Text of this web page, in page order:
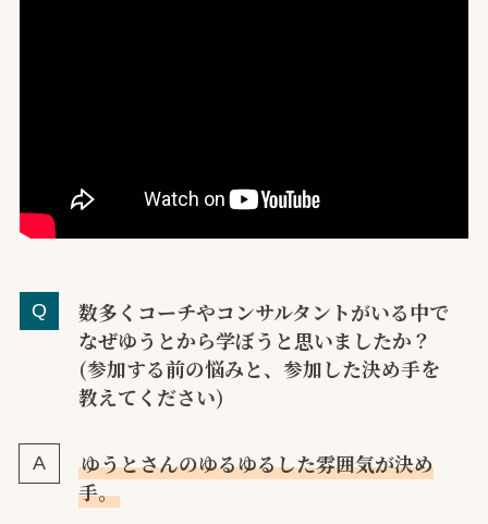
数多くコーチやコンサルタントがいる中で
なぜゆうとから学ぼうと思いましたか？
(参加する前の悩みと、参加した決め手を
教えてください)
ゆうとさんのゆるゆるした雰囲気が決め
手。